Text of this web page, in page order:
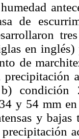
de
en
de
condición
y 54 mm
y bajas
precipitación